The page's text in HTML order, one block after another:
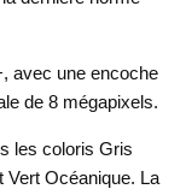
avec une encoche
de 8 mégapixels.
les coloris Gris
Vert Océanique. La